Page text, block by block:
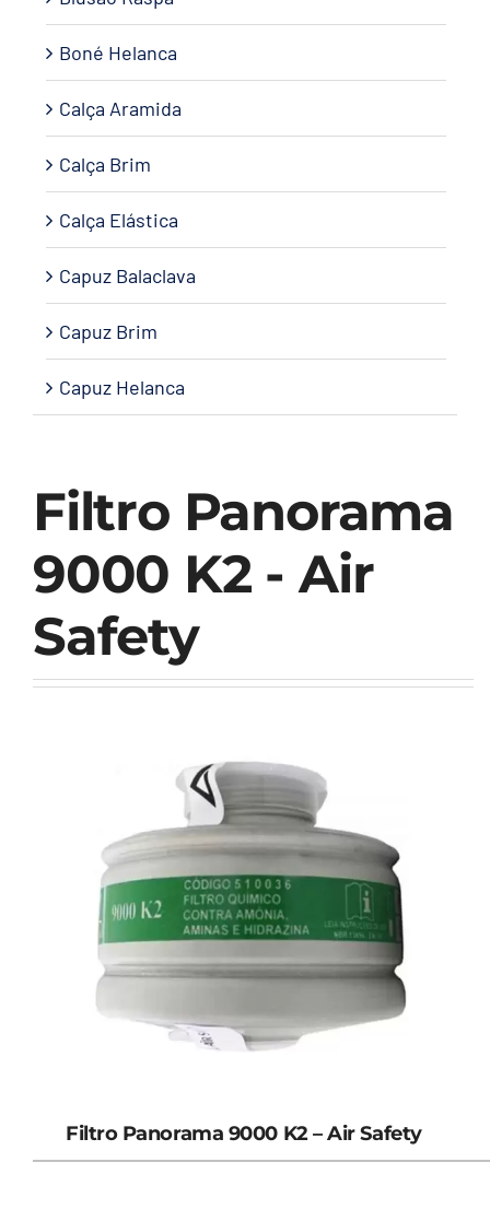
Filtro Panorama
9000 K2 - Air
Safety
Filtro Panorama 9000 K2 – Air Safety
Boné Helanca
Calça Aramida
Calça Brim
Calça Elástica
Capuz Balaclava
Capuz Brim
Capuz Helanca